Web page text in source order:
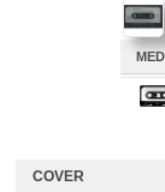
COVER